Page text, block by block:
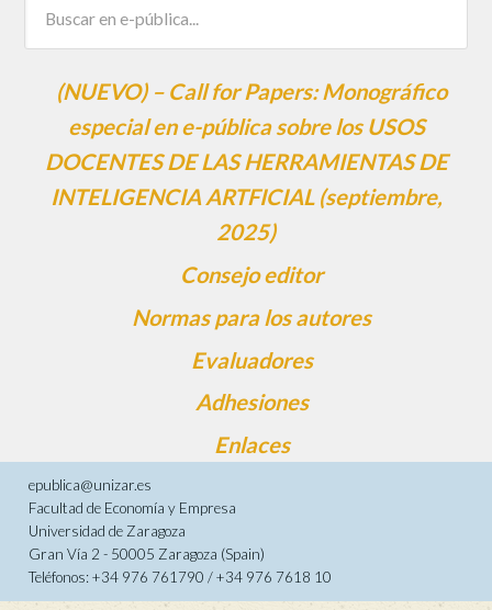
(NUEVO) – Call for Papers: Monográfico
especial en e-pública sobre los USOS
DOCENTES DE LAS HERRAMIENTAS DE
INTELIGENCIA ARTFICIAL (septiembre,
2025)
Consejo editor
Normas para los autores
Evaluadores
Adhesiones
Enlaces
epublica@unizar.es
Facultad de Economía y Empresa
Universidad de Zaragoza
Gran Vía 2 - 50005 Zaragoza (Spain)
Teléfonos: +34 976 761790 / +34 976 7618 10